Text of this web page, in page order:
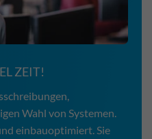
ZEIT!
Wahl von Systemen.
einbauoptimiert. Sie